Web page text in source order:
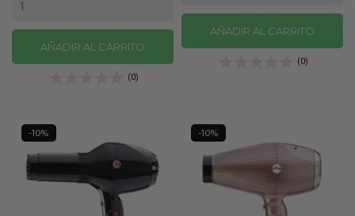
AÑADIR AL CARRITO
(0)
AÑADIR AL CARRITO
(0)
-10% -10%